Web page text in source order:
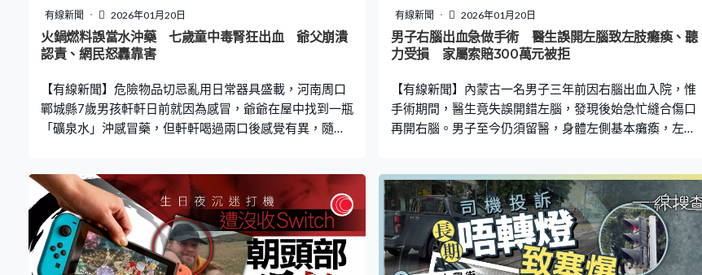
有線新聞 2026年01月20日
火鍋燃料誤當水沖藥 七歲童中毒腎狂出血 爺父崩潰
認責、網民怒轟靠害
【有線新聞】危險物品切忌亂用日常器具盛載，河南周口
鄲城縣7歲男孩軒軒日前就因為感冒，爺爺在屋中找到一瓶
「礦泉水」沖感冒藥，但軒軒喝過兩口後感覺有異，隨後
上才入ICU 據內地傳媒報道，事發在本月16日，軒軒當時
喝了說味道不對，爺爺只好洗杯後用「更多水」再沖一
次，但依然味道怪異，爺爺嘗了一口發現有問題，趕忙給
軒軒爸爸打電話，詢問才得知那是從朋友火鍋店拿過來的
無色礦物油燃料，便嘗試為軒軒扣喉催吐但未成功。軒軒9
有線新聞 2026年01月20日
男子右腦出血急做手術 醫生誤開左腦致左肢癱瘓、聽
力受損 家屬索賠300萬元被拒
【有線新聞】內蒙古一名男子三年前因右腦出血入院，惟
手術期間，醫生竟失誤開錯左腦，發現後始急忙縫合傷口
再開右腦。男子至今仍須留醫，身體左側基本癱瘓，左耳
院 醫院手術誤開左腦 據內地傳媒報道，王先生居住在包
頭市城區，從事貨車運輸，是家中經濟支柱。然而2023年
1月31日一次意外，讓整個家庭陷入了困境。其太太潘女
士憶述，當日早上8時許，丈夫突然在家中廁所跌倒，當時
他意識清醒但無法起身，甚至喝水也被嗆到，家人察覺異